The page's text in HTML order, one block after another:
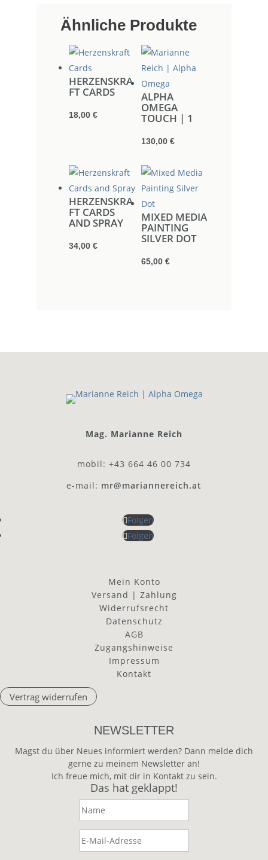
Ähnliche Produkte
HERZENSKRA
FT CARDS
18,00 €
ALPHA
OMEGA
TOUCH | 1
130,00 €
HERZENSKRA
FT CARDS
AND SPRAY
34,00 €
MIXED MEDIA
PAINTING
SILVER DOT
65,00 €
Mag. Marianne Reich
mobil: +43 664 46 00 734
e-mail: mr@mariannereich.at
Folgen
Folgen
Mein Konto
Versand | Zahlung
Widerrufsrecht
Datenschutz
AGB
Zugangshinweise
Impressum
Kontakt
Vertrag widerrufen
NEWSLETTER
Magst du über Neues informiert werden? Dann melde dich
gerne zu meinem Newsletter an!
Ich freue mich, mit dir in Kontakt zu sein.
Das hat geklappt!